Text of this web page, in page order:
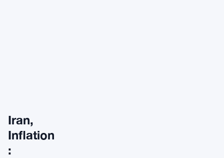
Iran,
Inflation
: